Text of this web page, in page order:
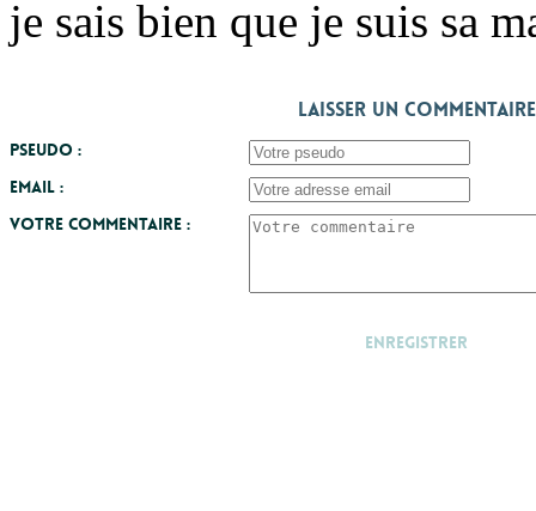
je sais bien que je suis sa
Laisser un commentaire
Pseudo :
Email :
Votre commentaire :
Enregistrer